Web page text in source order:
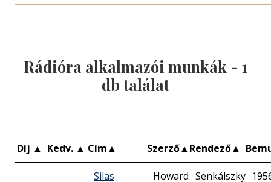
Rádióra alkalmazói munkák - 1
db találat
Díj ▲ Kedv. ▲ Cím▲ Szerző▲Rendező▲
Silas
Howard Senkálszky